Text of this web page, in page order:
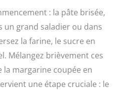
: la pâte brisée,
un grand saladier ou dans
la farine, le sucre en
Mélangez brièvement ces
margarine coupée en
une étape cruciale : le